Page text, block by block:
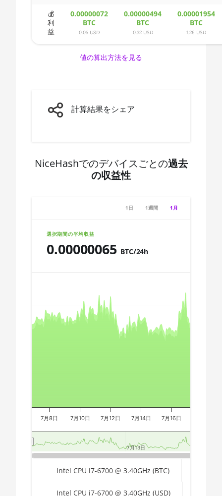
🇧🇾ㅤ BYN
🇧🇿ㅤ BZD - BZ$
🇨🇱ㅤ CLP - CL$
🇨🇴ㅤ COP - CO$
🇩🇰ㅤ DKK - Dkr
🇩🇴ㅤ DOP - RD$
🇪🇷ㅤ ERN - Nfk
🇪🇹ㅤ ETB - Br
🇬🇮ㅤ GIP - £
🏳ㅤ GMD - D
🇬🇳ㅤ GNF - FG
🇬🇹ㅤ GTQ
AMD CPU Ryzen 7 2700X
AMD CPU Ryzen 7 3700X
AMD CPU Ryzen 7 5800X
AMD CPU Ryzen 9 3900X
AMD CPU Ryzen 9 3900XT
AMD CPU Ryzen 9 5950X
AMD CPU Ryzen 9 7900X
AMD CPU Ryzen 9 7950X
AMD CPU Threadripper 1920X
AMD CPU Threadripper 1950X
AMD CPU Threadripper
2990WX
AMD CPU Threadripper 3960X
AMD CPU Threadripper 3970X
AMD CPU Threadripper 3990X
AMD PRO W6800 32GB
💰
利
益
0.00000072
BTC
0.05 USD
0.00000494
BTC
0.32 USD
0.00001954
BTC
1.26 USD
値の算出方法を見る
計算結果をシェア
NiceHashでのデバイスごとの過去
の収益性
1日 1週間 1月
選択期間の平均収益
0.00000065 BTC/24h
Chart
Combination chart with 3 data series.
The chart has 2 X axes displaying Time, and navigator-x-
The chart has 3 Y axes displaying values, values, and
7月8日 7月10日 7月12日 7月14日 7月16日
7月13日
7月13日
End of interactive chart.
Intel CPU i7-6700 @ 3.40GHz (BTC)
Intel CPU i7-6700 @ 3.40GHz (USD)